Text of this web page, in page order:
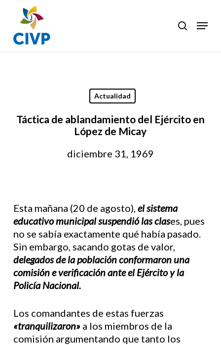
main
content
search
Menu
Actualidad
Táctica de ablandamiento del Ejército en
López de Micay
diciembre 31, 1969
Esta mañana (20 de agosto), el sistema
educativo municipal suspendió las clases, pues
no se sabía exactamente qué había pasado.
Sin embargo, sacando gotas de valor,
delegados de la población conformaron una
comisión e verificación ante el Ejército y la
Policía Nacional.
Los comandantes de estas fuerzas
«tranquilizaron»a los miembros de la
comisión argumentando que tanto los
Close